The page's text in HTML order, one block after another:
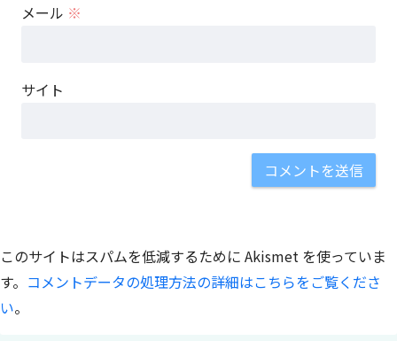
メール ※
サイト
このサイトはスパムを低減するために Akismet を使っていま
す。 コメントデータの処理方法の詳細はこちらをご覧くださ
い。